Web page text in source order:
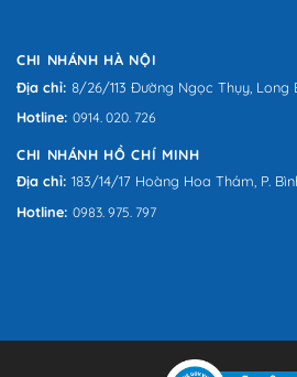
CHI NHÁNH HÀ NỘI
Địa chỉ: 8/26/113 Đường Ngọc Thụy, Long
Hotline: 0914. 020. 726
CHI NHÁNH HỒ CHÍ MINH
Địa chỉ: 183/14/17 Hoàng Hoa Thám, P.
Hotline: 0983. 975. 797